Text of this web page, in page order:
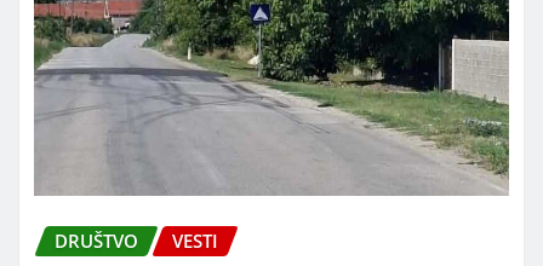
DRUŠTVO VESTI